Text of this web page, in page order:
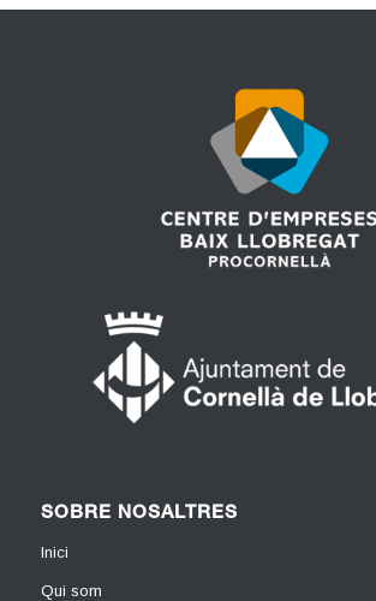
SOBRE NOSALTRES
Inici
Qui som